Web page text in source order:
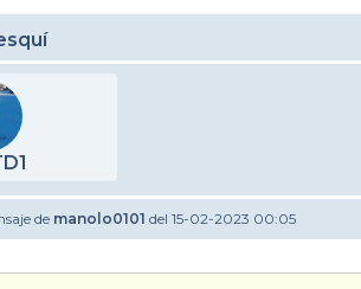
de manolo0101 del 15-02-2023 00:05